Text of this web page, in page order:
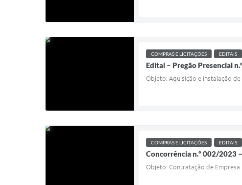
COMPRAS E LICITAÇÕES EDITAIS
Edital – Pregão Presencial
Objeto: Aquisição e instalação
COMPRAS E LICITAÇÕES EDITAIS
Concorrência n.º 002/2023
Objeto: Contratação de